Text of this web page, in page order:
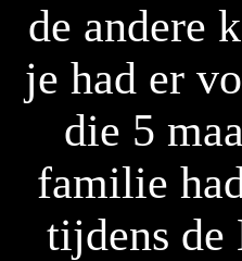
de andere
je had er
die 5
familie
tijdens